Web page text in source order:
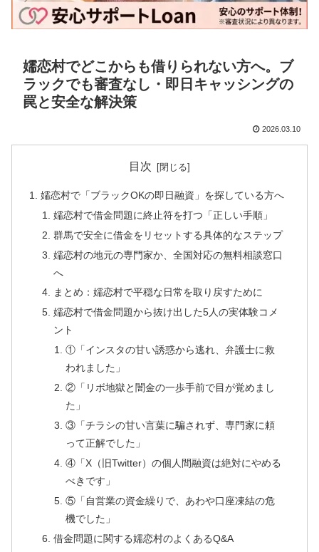
嬬恋村でどこからも借りられない方へ。ブ
ラックでも審査なし・即日キャッシングの
罠と安全な解決策
2026.03.10
目次
嬬恋村で「ブラックOKの即日融資」を探している方へ
嬬恋村で借金問題に終止符を打つ「正しい手順」
群馬で安全に借金をリセットする具体的なステップ
嬬恋村の地元の専門家か、全国対応の無料相談窓口
へ
まとめ：嬬恋村で平穏な日常を取り戻すために
嬬恋村で借金問題から抜け出した5人の実体験コメ
ント
①「インスタの甘い誘惑から逃れ、弁護士に救
われました」
②「リボ地獄と闇金の一歩手前で目が覚めまし
た」
③「チラシの甘い言葉に騙されず、専門家に頼
って正解でした」
④「X（旧Twitter）の個人間融資は絶対にやめる
べきです」
⑤「自営業の資金繰りで、あわや口座凍結の危
機でした」
借金問題に関する嬬恋村のよくあるQ&A